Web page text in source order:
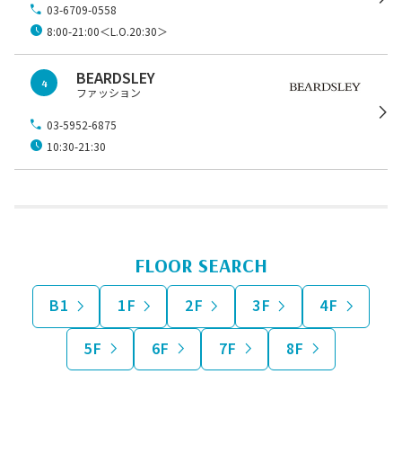
03-6709-0558
8:00-21:00＜L.O.20:30＞
4 BEARDSLEY
ファッション
03-5952-6875
10:30-21:30
FLOOR SEARCH
B1 1F 2F 3F
4F
5F
6F 7F 8F